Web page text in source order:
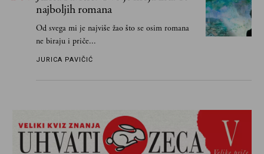
najboljih romana
Od svega mi je najviše žao što se osim romana
ne biraju i priče...
JURICA PAVIČIĆ